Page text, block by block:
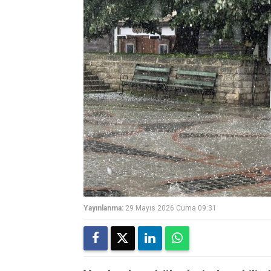
Yayınlanma: 29 Mayıs 2026 Cuma 09:31